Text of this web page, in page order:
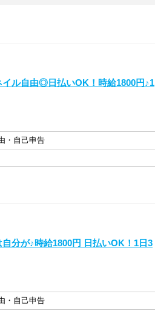
イル自由◎日払いOK！時給1800円♪1
・自己申告
分が♪時給1800円 日払いOK！1日3
・自己申告